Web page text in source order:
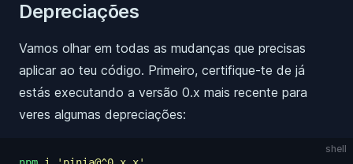
Depreciações
Vamos olhar em todas as mudanças que precisas
aplicar ao teu código. Primeiro, certifique-te de já
estás executando a versão 0.x mais recente para
veres algumas depreciações:
shell